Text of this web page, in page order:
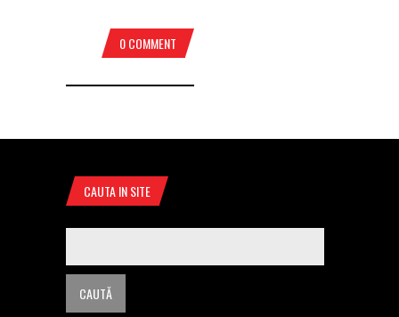
0 COMMENT
CAUTA IN SITE